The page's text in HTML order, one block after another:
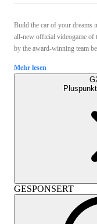
Build the car of your dreams
all-new official videogame of
by the award-winning team
Mehr lesen
GESPONSERT